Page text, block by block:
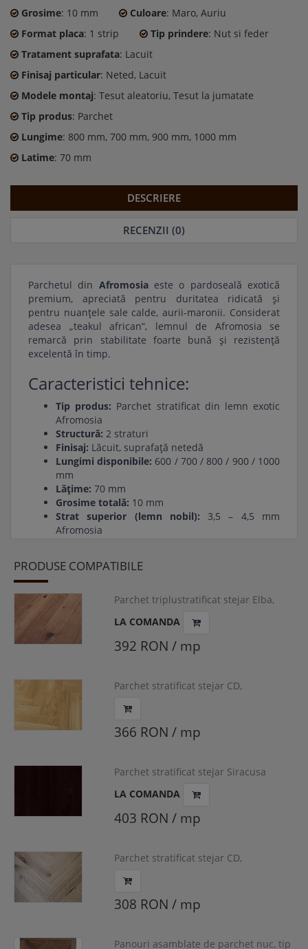
Grosime: 10 mm Culoare: Maro, Auriu
Format placa: 1 strip Tip prindere: Nut si feder
Tratament suprafata: Lacuit
Finisaj particular: Neted, Lacuit
Modele montaj: Tesut aleatoriu, Tesut la jumatate
Tip produs: Parchet
Lungime: 800 mm, 700 mm, 900 mm, 1000 mm
Latime: 70 mm
DESCRIERE
RECENZII (0)
Parchetul din Afromosiaeste o pardoseală exotică
premium, apreciată pentru duritatea ridicată și
pentru nuanțele sale calde, aurii-maronii. Considerat
adesea „teakul african”, lemnul de Afromosia se
remarcă prin stabilitate foarte bună și rezistență
excelentă în timp.
Caracteristici tehnice:
Tip produs: Parchet stratificat din lemn exotic
Afromosia
Structură: 2 straturi
Finisaj: Lăcuit, suprafață netedă
Lungimi disponibile: 600 / 700 / 800 / 900 / 1000
mm
Lățime: 70 mm
Grosime totală: 10 mm
Strat superior (lemn nobil): 3,5 – 4,5 mm
Afromosia
femelă)
Avantaje:
✔ Lemn exotic durabil și rezistent la uzură
✔ Stabilitate dimensională foarte bună
✔ Strat superior generos, permite recondiționare
✔ Potrivit pentru living, dormitor sau birou
Parchetul din Afromosia este o alegere rafinată pentru
amenajări elegante, oferind un echilibru excelent
între rezistență, stabilitate și estetică naturală.
PRODUSE COMPATIBILE
Parchet triplustratificat stejar Elba,
HERDRE-ELB010
LA COMANDA
392 RON / mp
Parchet stratificat stejar CD,
HERSTM-OAK230
366 RON / mp
Parchet stratificat stejar Siracusa
1092x130x14/2.5 mm, ARTCOT-SIR100
LA COMANDA
403 RON / mp
Parchet stratificat stejar CD,
HERSTM-OAK521
308 RON / mp
Panouri asamblate de parchet nuc, tip